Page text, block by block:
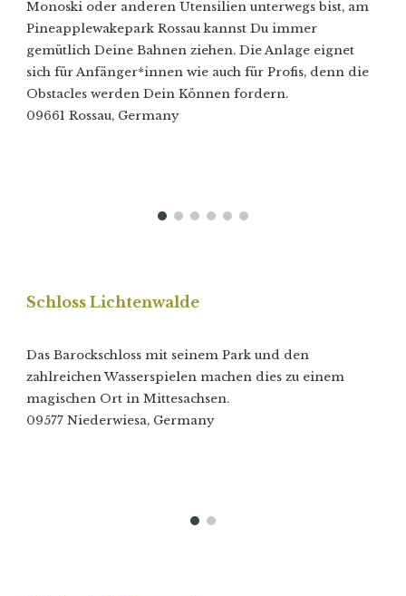
Monoski oder anderen Utensilien unterwegs bist, am
Pineapplewakepark Rossau kannst Du immer
gemütlich Deine Bahnen ziehen. Die Anlage eignet
sich für Anfänger*innen wie auch für Profis, denn die
Obstacles werden Dein Können fordern.
09661 Rossau, Germany
Schloss Lichtenwalde
Das Barockschloss mit seinem Park und den
zahlreichen Wasserspielen machen dies zu einem
magischen Ort in Mittesachsen.
09577 Niederwiesa, Germany